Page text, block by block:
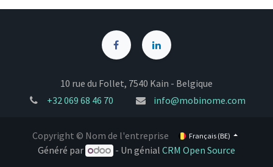
10 rue du Follet, 7540 Kain - Belgique
+32 069 68 46 70 info@mobinome.com
Copyright © Nom de l'entreprise Français (BE)
Généré par - Un génialCRM Open Source